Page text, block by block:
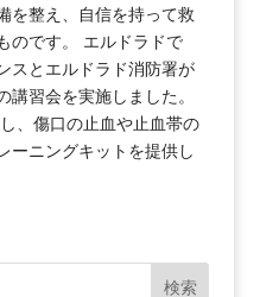
を整え、自信を持って救
のです。 エルドラドで
スとエルドラド消防署が
講習会を実施しました。
、傷口の止血や止血帯の
ーニングキットを提供し
検索